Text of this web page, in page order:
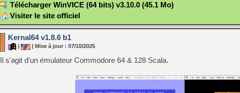
Télécharger WinVICE (64 bits) v3.10.0 (45.1 Mo)
Visiter le site officiel
Kernal64 v1.8.6 b1
| Mise à jour : 07/10/2025
Il s'agit d'un émulateur Commodore 64 & 128 Scala.